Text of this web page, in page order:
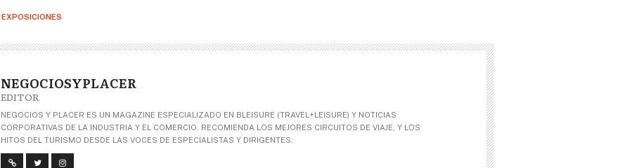
EXPOSICIONES
NEGOCIOSYPLACER
EDITOR
NEGOCIOS Y PLACER ES UN MAGAZINE ESPECIALIZADO EN BLEISURE (TRAVEL+LEISURE) Y NOTICIAS
CORPORATIVAS DE LA INDUSTRIA Y EL COMERCIO. RECOMIENDA LOS MEJORES CIRCUITOS DE VIAJE, Y LOS
HITOS DEL TURISMO DESDE LAS VOCES DE ESPECIALISTAS Y DIRIGENTES.